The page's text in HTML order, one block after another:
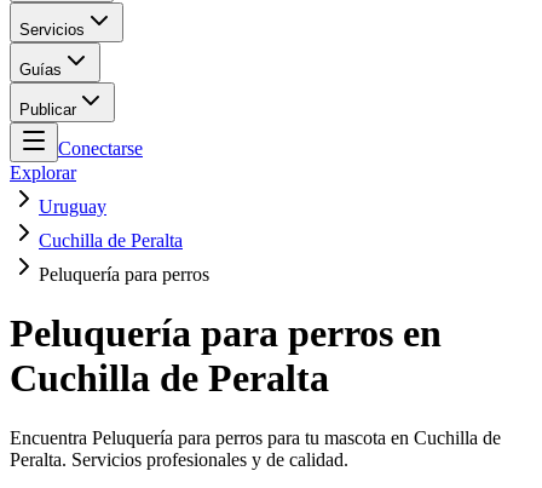
Servicios
Guías
Publicar
Conectarse
Explorar
Uruguay
Cuchilla de Peralta
Peluquería para perros
Peluquería para perros en
Cuchilla de Peralta
Encuentra Peluquería para perros para tu mascota en Cuchilla de
Peralta. Servicios profesionales y de calidad.